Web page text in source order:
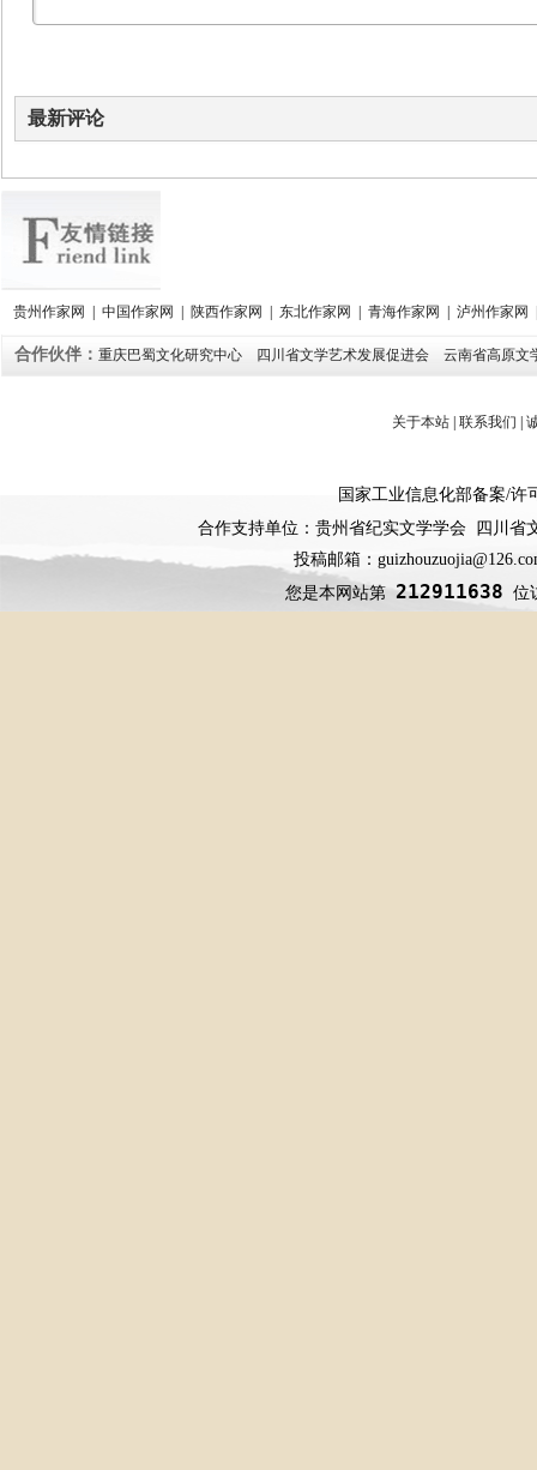
最新评论
贵州作家网 | 中国作家网 | 陕西作家网 | 东北作家网 | 青海作家网 | 泸州作家网
合作伙伴： 重庆巴蜀文化研究中心 四川省文学艺术发展促进会 云南省高原文
关于本站| 联系我们 |
国家工业信息化部备案/许
合作支持单位：贵州省纪实文学学会 四川
投稿邮箱：
您是本网站第212911638